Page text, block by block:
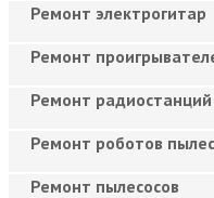
Ремонт электрогитар
Ремонт
Ремонт радиостанций
Ремонт роботов
Ремонт пылесосов